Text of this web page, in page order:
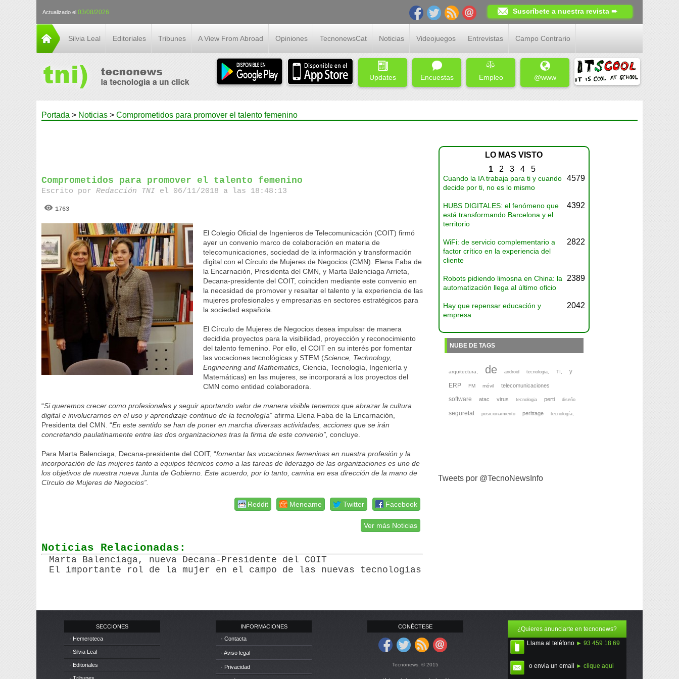
Actualizado el 03/08/2026 Suscríbete a nuestra revista ➨
Silvia Leal Editoriales Tribunes A View From Abroad Opiniones TecnonewsCat Noticias Videojuegos Entrevistas Campo Contrario
Updates Encuestas Empleo @www
Portada > Noticias > Comprometidos para promover el talento femenino
Comprometidos para promover el talento femenino
Escrito porRedacción TNI el 06/11/2018 a las 18:48:13
1763
El Colegio Oficial de Ingenieros de Telecomunicación (COIT) firmó
ayer un convenio marco de colaboración en materia de
telecomunicaciones, sociedad de la información y transformación
digital con el Círculo de Mujeres de Negocios (CMN). Elena Faba de
la Encarnación, Presidenta del CMN, y Marta Balenciaga Arrieta,
Decana-presidente del COIT, coinciden mediante este convenio en
la necesidad de promover y resaltar el talento y la experiencia de las
mujeres profesionales y empresarias en sectores estratégicos para
la sociedad española.
El Círculo de Mujeres de Negocios desea impulsar de manera
decidida proyectos para la visibilidad, proyección y reconocimiento
del talento femenino. Por ello, el COIT en su interés por fomentar
las vocaciones tecnológicas y STEM (Science, Technology,
Engineering and Mathematics,Ciencia, Tecnología, Ingeniería y
Matemáticas) en las mujeres, se incorporará a los proyectos del
CMN como entidad colaboradora.
“Si queremos crecer como profesionales y seguir aportando valor de manera visible tenemos que abrazar la cultura
digital e involucrarnos en el uso y aprendizaje continuo de la tecnología” afirma Elena Faba de la Encarnación,
Presidenta del CMN. “En este sentido se han de poner en marcha diversas actividades, acciones que se irán
concretando paulatinamente entre las dos organizaciones tras la firma de este convenio”,concluye.
Para Marta Balenciaga, Decana-presidente del COIT, “fomentar las vocaciones femeninas en nuestra profesión y la
incorporación de las mujeres tanto a equipos técnicos como a las tareas de liderazgo de las organizaciones es uno de
los objetivos de nuestra nueva Junta de Gobierno. Este acuerdo, por lo tanto, camina en esa dirección de la mano de
Círculo de Mujeres de Negocios”.
Facebook
Twitter
Meneame
Reddit
Ver más Noticias
Noticias Relacionadas:
Marta Balenciaga, nueva Decana-Presidente del COIT
El importante rol de la mujer en el campo de las nuevas tecnologias
LO MAS VISTO
1 2 3 4 5
Cuando la IA trabaja para ti y cuando
decide por ti, no es lo mismo
4579
HUBS DIGITALES: el fenómeno que
está transformando Barcelona y el
territorio
4392
WiFi: de servicio complementario a
factor crítico en la experiencia del
cliente
2822
Robots pidiendo limosna en China: la
automatización llega al último oficio
2389
Hay que repensar educación y
empresa
2042
NUBE DE TAGS
arquitectura, de android tecnologia, TI, y
ERP FM móvil telecomunicaciones
software atac virus tecnologia perti diseño
seguretat posicionamiento perittage tecnología,
Tweets por @TecnoNewsInfo
SECCIONES
· Hemeroteca
· Silvia Leal
· Editoriales
INFORMACIONES
· Contacta
· Aviso legal
· Privacidad
CONÉCTESE
Tecnonews. © 2015
¿Quieres anunciarte en tecnonews?
Llama al teléfono ► 93 459 18 69
o envia un email ► clique aqui